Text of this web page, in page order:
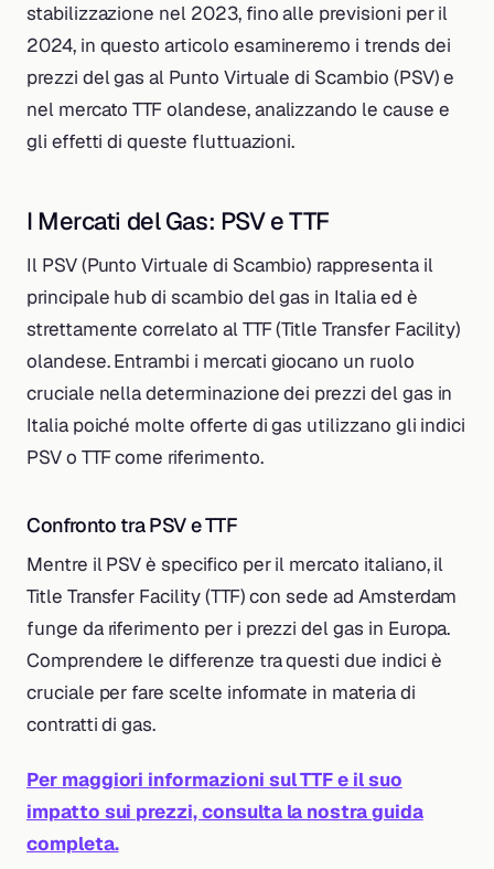
stabilizzazione nel 2023, fino alle previsioni per il
2024, in questo articolo esamineremo i trends dei
prezzi del gas al Punto Virtuale di Scambio (PSV) e
nel mercato TTF olandese, analizzando le cause e
gli effetti di queste fluttuazioni.
I Mercati del Gas: PSV e TTF
Il PSV (Punto Virtuale di Scambio) rappresenta il
principale hub di scambio del gas in Italia ed è
strettamente correlato al TTF (Title Transfer Facility)
olandese. Entrambi i mercati giocano un ruolo
cruciale nella determinazione dei prezzi del gas in
Italia poiché molte offerte di gas utilizzano gli indici
PSV o TTF come riferimento.
Confronto tra PSV e TTF
Mentre il PSV è specifico per il mercato italiano, il
Title Transfer Facility (TTF) con sede ad Amsterdam
funge da riferimento per i prezzi del gas in Europa.
Comprendere le differenze tra questi due indici è
cruciale per fare scelte informate in materia di
contratti di gas.
Per maggiori informazioni sul TTF e il suo
impatto sui prezzi, consulta la nostra guida
completa.